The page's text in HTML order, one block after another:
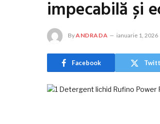
impecabilă și
ByANDRADA ianuarie 1, 2026
Facebook